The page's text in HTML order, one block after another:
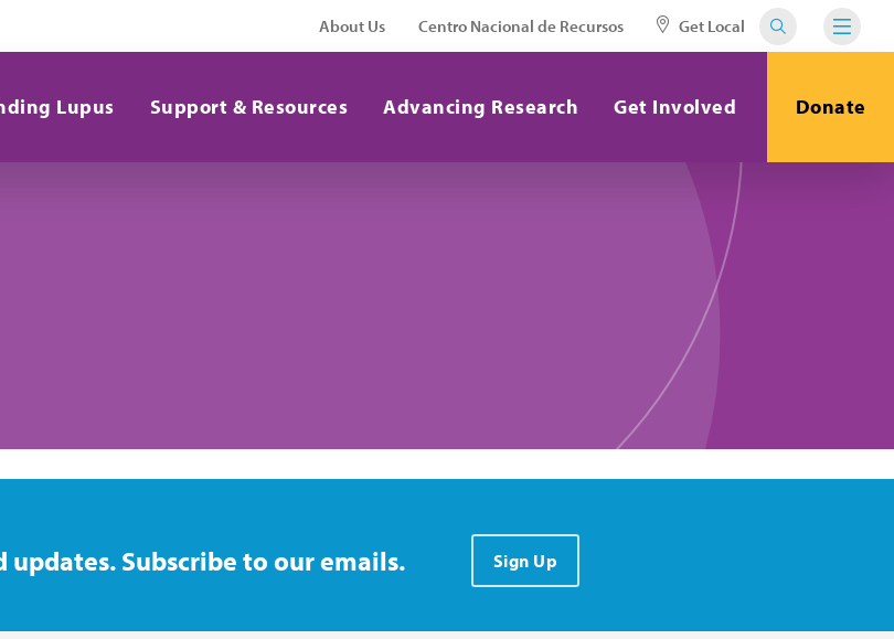
About Us Centro Nacional de Recursos Get Local
Lupus Support & Resources Advancing Research Get Involved Donate
updates. Subscribe to our emails. Sign Up